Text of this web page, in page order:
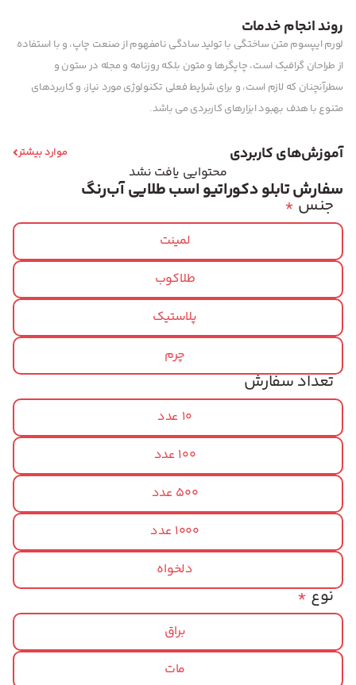
روند انجام خدمات
لورم ایپسوم متن ساختگی با تولید سادگی نامفهوم از صنعت چاپ، و با استفاده
از طراحان گرافیک است، چاپگرها و متون بلکه روزنامه و مجله در ستون و
سطرآنچنان که لازم است، و برای شرایط فعلی تکنولوژی مورد نیاز، و کاربردهای
متنوع با هدف بهبود ابزارهای کاربردی می باشد.
آموزش‌های کاربردی موارد بیشتر
محتوایی یافت نشد
سفارش تابلو دکوراتیو اسب طلایی آب‌رنگ
*جنس
لمینت
طلاکوب
پلاستیک
چرم
تعداد سفارش
10 عدد
100 عدد
500 عدد
1000 عدد
دلخواه
*نوع
براق
مات